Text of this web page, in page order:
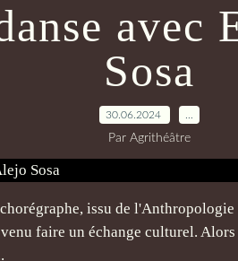
avec
Sosa
30.06.2024
Par Agrithéâtre
issu de
faire un échange culturel.